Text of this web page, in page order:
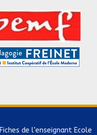
Fiches de l’enseignant Ecole